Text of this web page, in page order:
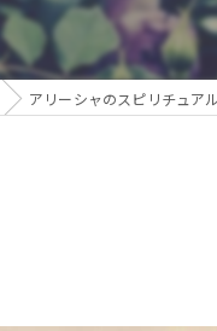
アリーシャのスピリチュア